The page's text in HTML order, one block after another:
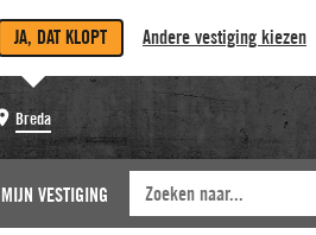
JA, DAT KLOPT Andere vestiging kiezen
Breda
MIJN VESTIGING